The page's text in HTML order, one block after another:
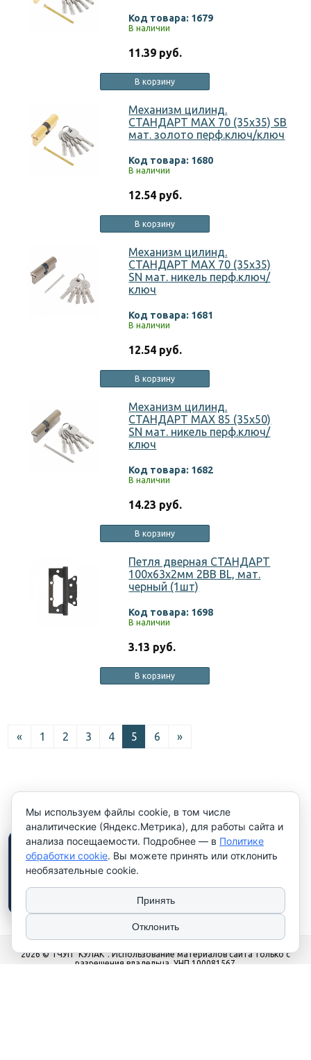
Код товара: 1679
В наличии
11.39 руб.
В корзину
Механизм цилинд.
СТАНДАРТ MAX 70 (35х35) SB
мат. золото перф.ключ/ключ
Код товара: 1680
В наличии
12.54 руб.
В корзину
Механизм цилинд.
СТАНДАРТ MAX 70 (35х35)
SN мат. никель перф.ключ/
ключ
Код товара: 1681
В наличии
12.54 руб.
В корзину
Механизм цилинд.
СТАНДАРТ MAX 85 (35х50)
SN мат. никель перф.ключ/
ключ
Код товара: 1682
В наличии
14.23 руб.
В корзину
Петля дверная СТАНДАРТ
100х63х2мм 2ВВ BL, мат.
черный (1шт)
Код товара: 1698
В наличии
3.13 руб.
В корзину
« 1 2 3 4 5 6 »
2026 © ТЧУП "КУЛАК". Использование материалов сайта только с
разрешения владельца. УНП 100081567
Мы используем файлы cookie, в том числе
аналитические (Яндекс.Метрика), для работы сайта и
анализа посещаемости. Подробнее — в Политике
обработки cookie. Вы можете принять или отклонить
необязательные cookie.
Принять
Отклонить
×
Работаем только с
юридическими лицами и
индивидуальными
предпринимателями. Цены